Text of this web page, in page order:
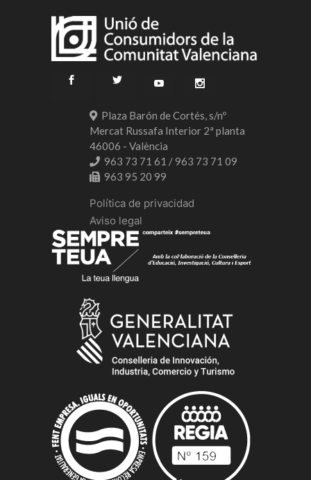
Plaza Barón de Cortés, s/nº
Mercat Russafa Interior 2ª planta
46006 - València
963 73 71 61 / 963 73 71 09
963 95 20 99
Política de privacidad
Aviso legal